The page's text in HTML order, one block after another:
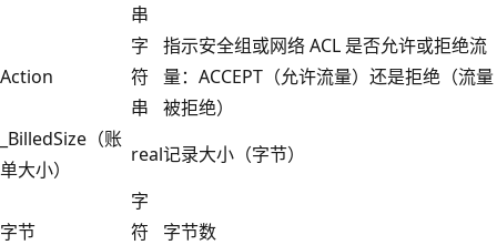
串
Action
字
符
串
指示安全组或网络 ACL 是否允许或拒绝流
量：ACCEPT（允许流量）还是拒绝（流量
被拒绝）
_BilledSize（账
单大小）
real记录大小（字节）
字节
字
符
字节数